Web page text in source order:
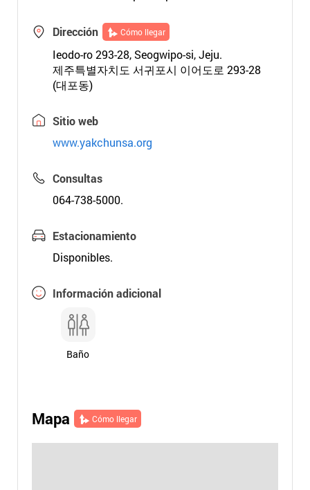
Dirección Cómo llegar
Ieodo-ro 293-28, Seogwipo-si, Jeju.
제주특별자치도 서귀포시 이어도로 293-28
(대포동)
Sitio web
www.yakchunsa.org
Consultas
064-738-5000.
Estacionamiento
Disponibles.
Información adicional
Baño
Mapa Cómo llegar